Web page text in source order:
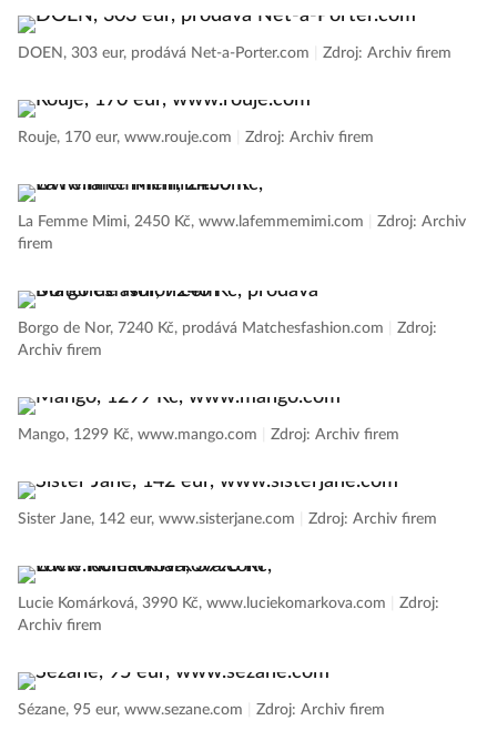
DOEN, 303 eur, prodává Net-a-Porter.com Zdroj: Archiv firem
Rouje, 170 eur, www.rouje.com Zdroj: Archiv firem
La Femme Mimi, 2450 Kč, www.lafemmemimi.com
Zdroj: Archiv
firem
Borgo de Nor, 7240 Kč, prodává Matchesfashion.com
Zdroj:
Archiv firem
Mango, 1299 Kč, www.mango.com Zdroj: Archiv firem
Sister Jane, 142 eur, www.sisterjane.com Zdroj: Archiv firem
Lucie Komárková, 3990 Kč, www.luciekomarkova.com
Zdroj:
Archiv firem
Sézane, 95 eur, www.sezane.com Zdroj: Archiv firem